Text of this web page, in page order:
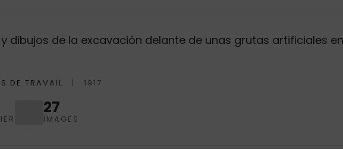
dibujos de la excavación delante de unas grutas artificiales
DE TRAVAIL 1917
27
IMAGES